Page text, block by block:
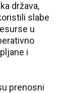
država,
slabe
u
i
prenosni